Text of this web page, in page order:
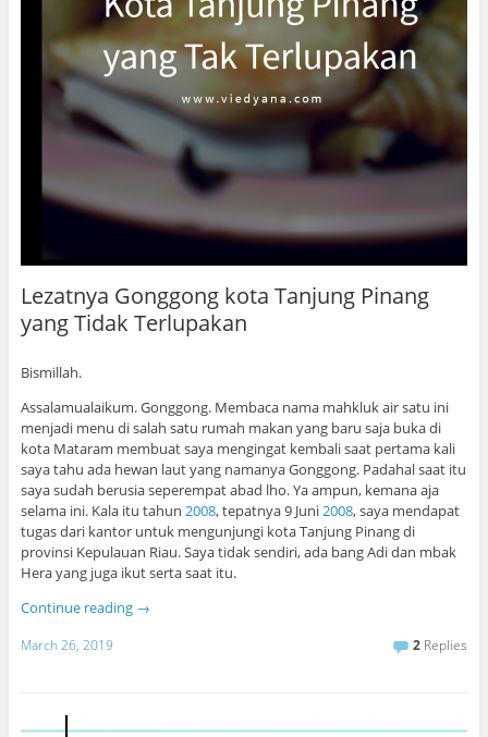
Lezatnya Gonggong kota Tanjung Pinang
yang Tidak Terlupakan
Bismillah.
Assalamualaikum. Gonggong. Membaca nama mahkluk air satu ini
menjadi menu di salah satu rumah makan yang baru saja buka di
kota Mataram membuat saya mengingat kembali saat pertama kali
saya tahu ada hewan laut yang namanya Gonggong. Padahal saat itu
saya sudah berusia seperempat abad lho. Ya ampun, kemana aja
selama ini. Kala itu tahun 2008, tepatnya 9 Juni2008, saya mendapat
tugas dari kantor untuk mengunjungi kota Tanjung Pinang di
provinsi Kepulauan Riau. Saya tidak sendiri, ada bang Adi dan mbak
Hera yang juga ikut serta saat itu.
Continue reading →
March 26, 2019 2 Replies